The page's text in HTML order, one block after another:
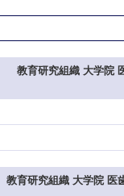
教育研究組織 大学院
教育研究組織 大学院 医